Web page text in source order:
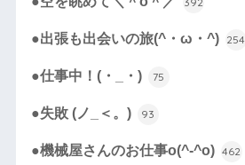
●出張も出会いの旅(^・ω・^) 254
●仕事中！(・_・) 75
●失敗 (ノ_＜。) 93
●機械屋さんのお仕事o(^-^o) 462